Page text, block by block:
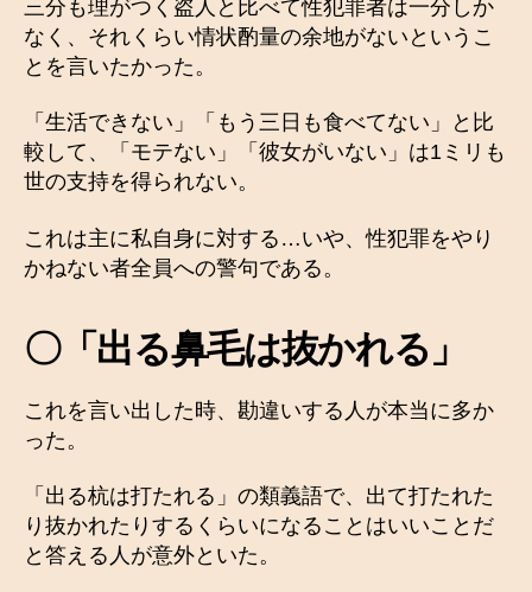
三分も理がつく盗人と比べて性犯罪者は一分しか
なく、それくらい情状酌量の余地がないというこ
とを言いたかった。
「生活できない」「もう三日も食べてない」と比
較して、「モテない」「彼女がいない」は1ミリも
世の支持を得られない。
これは主に私自身に対する…いや、性犯罪をやり
かねない者全員への警句である。
〇「出る鼻毛は抜かれる」
これを言い出した時、勘違いする人が本当に多か
った。
「出る杭は打たれる」の類義語で、出て打たれた
り抜かれたりするくらいになることはいいことだ
と答える人が意外といた。